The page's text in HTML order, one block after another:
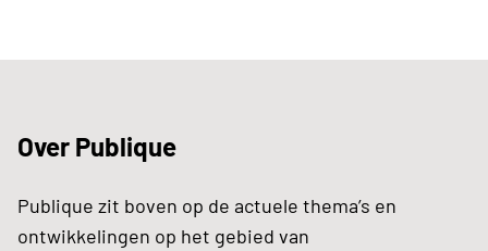
Over Publique
Publique zit boven op de actuele thema’s en
ontwikkelingen op het gebied van